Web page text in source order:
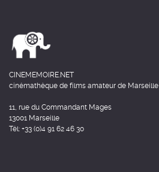
CINEMEMOIRE.NET
cinémathèque de films amateur de Marseille
11, rue du Commandant Mages
13001 Marseille
Tél: +33 (0)4 91 62 46 30